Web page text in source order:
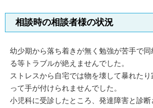
相談時の相談者様の状況
幼少期から落ち着きが無く勉強が苦手で
る等トラブルが絶えませんでした。
ストレスから自宅では物を壊して暴れた
って手が付けられませんでした。
小児科に受診したところ、発達障害と診